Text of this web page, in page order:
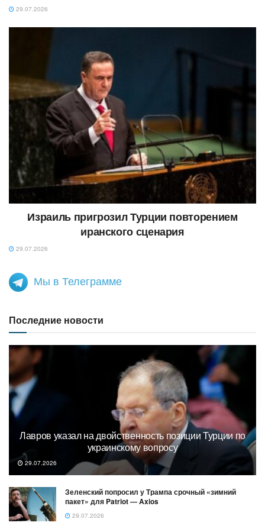
29.07.2026
Израиль пригрозил Турции повторением
иранского сценария
29.07.2026
Мы в Телеграмме
Последние новости
Лавров указал на двойственность позиции Турции по
украинскому вопросу
29.07.2026
Зеленский попросил у Трампа срочный «зимний
пакет» для Patriot — Axios
29.07.2026